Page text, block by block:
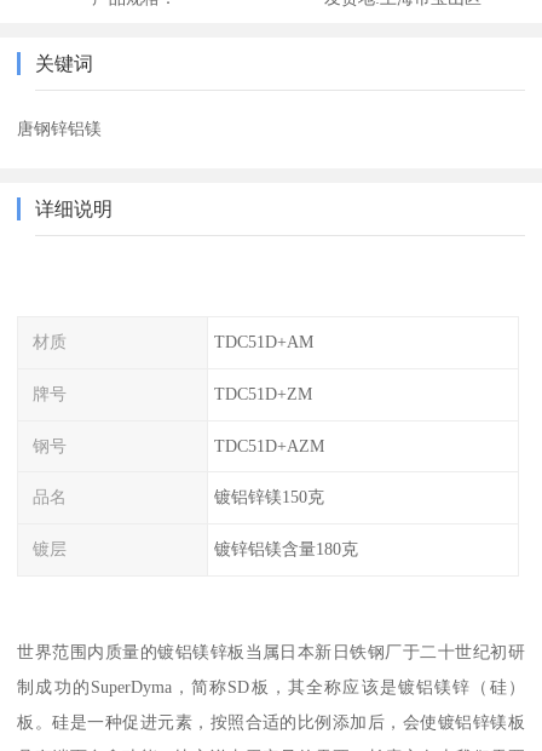
关键词
唐钢锌铝镁
详细说明
材质 TDC51D+AM
牌号 TDC51D+ZM
钢号 TDC51D+AZM
品名 镀铝锌镁150克
镀层 镀锌铝镁含量180克
世界范围内质量的镀铝镁锌板当属日本新日铁钢厂于二十世纪初研
制成功的SuperDyma，简称SD板，其全称应该是镀铝镁锌（硅）
板。硅是一种促进元素，按照合适的比例添加后，会使镀铝锌镁板